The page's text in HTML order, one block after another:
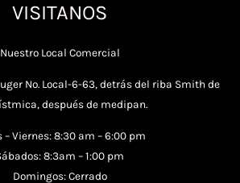
VISITANOS
Nuestro Local Comercial
No. Local-6-63, detrás del riba Smith de
después de medipan.
– Viernes: 8:30 am – 6:00 pm
8:3am – 1:00 pm
Domingos: Cerrado